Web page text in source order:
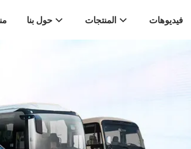
حول بنا المنتجات فيديوهات